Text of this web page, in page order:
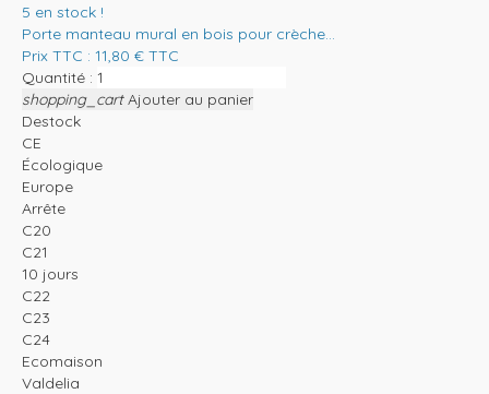
5 en stock !
Porte manteau mural en bois pour crèche...
Prix TTC : 11,80 € TTC
Quantité :
shopping_cart Ajouter au panier
Destock
CE
Écologique
Europe
Arrête
C20
C21
10 jours
C22
C23
C24
Ecomaison
Valdelia